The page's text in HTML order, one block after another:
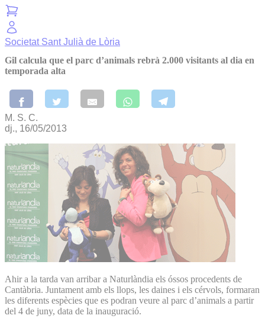
Societat Sant Julià de Lòria
Gil calcula que el parc d’animals rebrà 2.000 visitants al dia en
temporada alta
M. S. C.
dj., 16/05/2013
Ahir a la tarda van arribar a Naturlàndia els óssos procedents de
Cantàbria. Juntament amb els llops, les daines i els cérvols, formaran
les diferents espècies que es podran veure al parc d’animals a partir
del 4 de juny, data de la inauguració.